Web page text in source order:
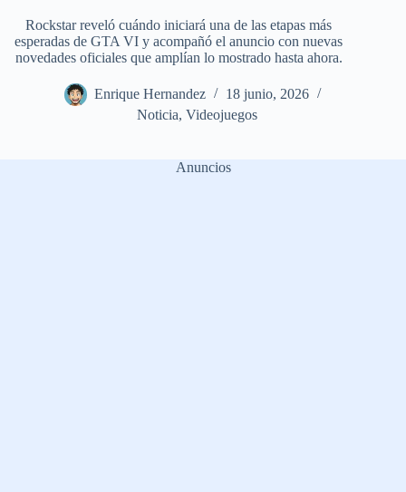
Rockstar reveló cuándo iniciará una de las etapas más
esperadas de GTA VI y acompañó el anuncio con nuevas
novedades oficiales que amplían lo mostrado hasta ahora.
Enrique Hernandez
18 junio, 2026
Noticia, Videojuegos
Anuncios